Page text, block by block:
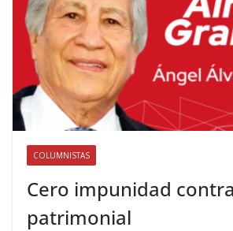
COLUMNISTAS
Cero impunidad
patrimonial